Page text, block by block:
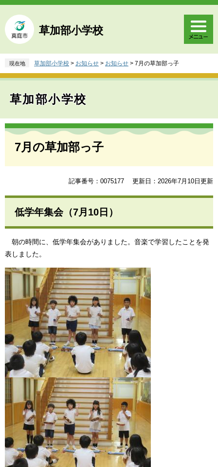
ペ
ジ
の
頭
す
メ
ュ
ー
飛
し
へ
草加部小学校
現在地 草加部小学校 > お知らせ > お知らせ > 7月の草加部っ子
草加部小学校
本
7月の草加部っ子
記事番号：0075177 更新日：2026年7月10日更新
低学年集会（7月10日）
朝の時間に、低学年集会がありました。音楽で学習したことを発
表しました。